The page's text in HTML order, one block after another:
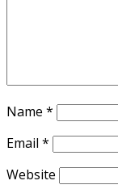
Name *
Email *
Website